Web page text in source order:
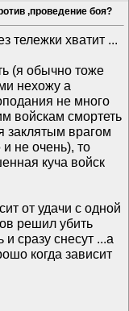
,проведение боя?
тележки хватит ...
(я обычно тоже
нехожу а
не много
войскам смортеть
заклятым врагом
и не очень), то
куча войск
от удачи с одной
решил убить
сразу снесут ...а
когда зависит